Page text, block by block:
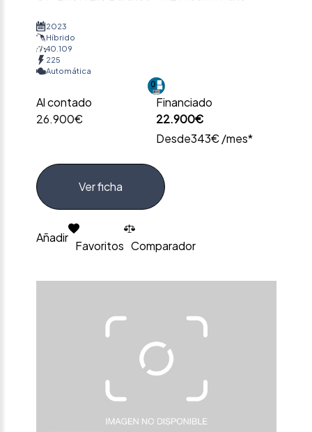
2023
Híbrido
40.109
225
Automática
Al contado
26.900€
Financiado
22.900€
Desde343€ /mes*
Ver ficha
Añadir
Favoritos Comparador